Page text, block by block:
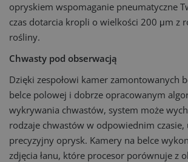
opryskiem wspomaganie pneumatyczne
czas dotarcia kropli o wielkości 200 μm z
rośliny.
Chwasty pod obserwacją
Dzięki zespołowi kamer zamontowanych
belce polowej i dobrze opracowanym
wykrywania chwastów, system może
rodzaje chwastów w odpowiednim
precyzyjny oprysk. Kamery na belce
zdjęcia łanu, które procesor porównuje z